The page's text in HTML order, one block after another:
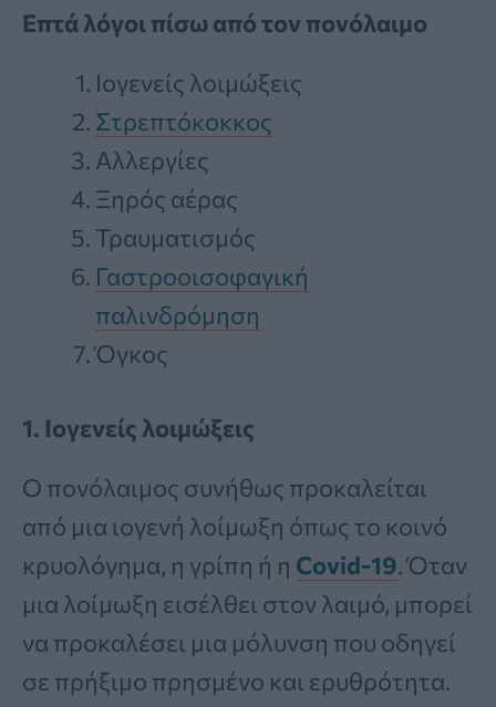
Επτά λόγοι πίσω από τον πονόλαιμο
Ιογενείς λοιμώξεις
Στρεπτόκοκκος
Αλλεργίες
Ξηρός αέρας
Τραυματισμός
Γαστροοισοφαγική
παλινδρόμηση
Όγκος
1. Ιογενείς λοιμώξεις
Ο πονόλαιμος συνήθως προκαλείται
από μια ιογενή λοίμωξη όπως το κοινό
κρυολόγημα, η γρίπη ή η Covid-19. Όταν
μια λοίμωξη εισέλθει στον λαιμό, μπορεί
να προκαλέσει μια μόλυνση που οδηγεί
σε πρήξιμο πρησμένο και ερυθρότητα.